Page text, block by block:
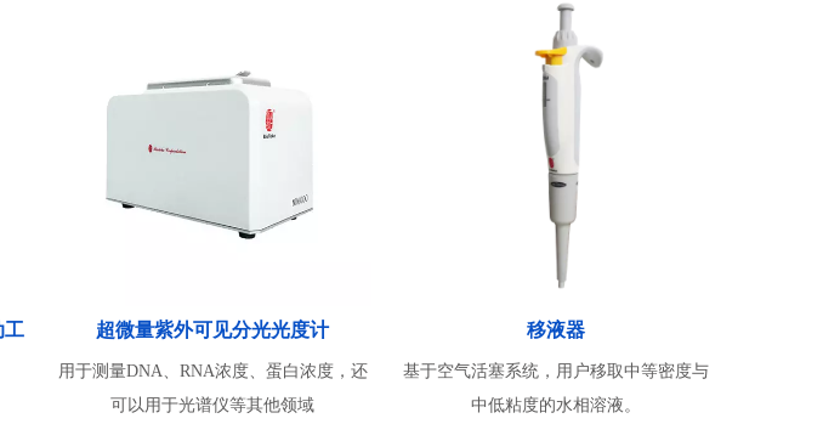
工
超微量紫外可见分光光度计
用于测量DNA、RNA浓度、蛋白浓度，还
可以用于光谱仪等其他领域
移液器
基于空气活塞系统，用户移取中等密度与
中低粘度的水相溶液。